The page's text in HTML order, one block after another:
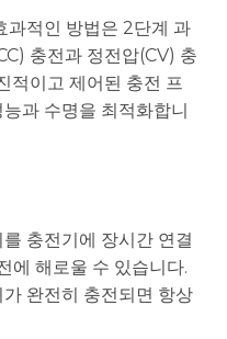
과적인 방법은 2단계 과
충전과 정전압(CV) 충
적이고 제어된 충전 프
과 수명을 최적화합니
충전기에 장시간 연결
에 해로울 수 있습니다.
완전히 충전되면 항상